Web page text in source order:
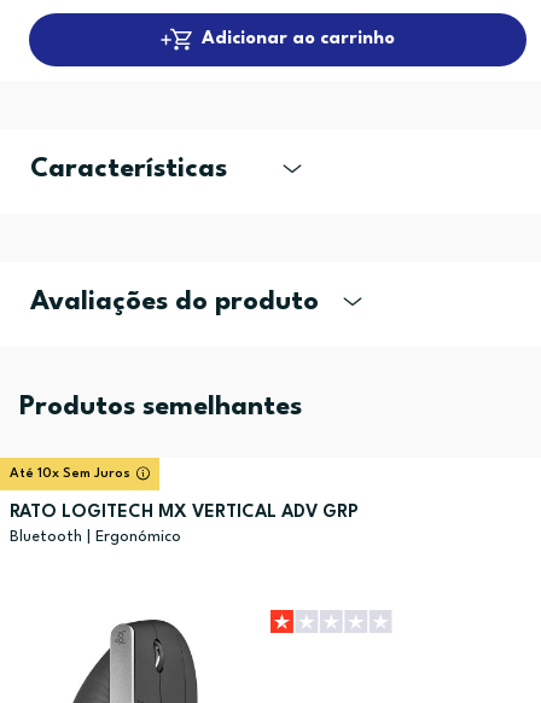
Adicionar ao carrinho
Características
Avaliações do produto
Produtos semelhantes
Até 10x Sem Juros
RATO LOGITECH MX VERTICAL ADV GRP
Bluetooth | Ergonómico